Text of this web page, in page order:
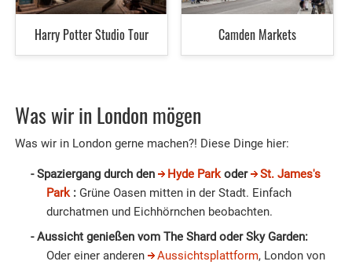
Harry Potter Studio Tour Camden Markets
Was wir in London mögen
Was wir in London gerne machen?! Diese Dinge hier:
Spaziergang durch den Hyde Parkoder
St. James's
Park:Grüne Oasen mitten in der Stadt. Einfach
durchatmen und Eichhörnchen beobachten.
Aussicht genießen vom The Shard oder Sky Garden:
Oder einer anderen
Aussichtsplattform, London von